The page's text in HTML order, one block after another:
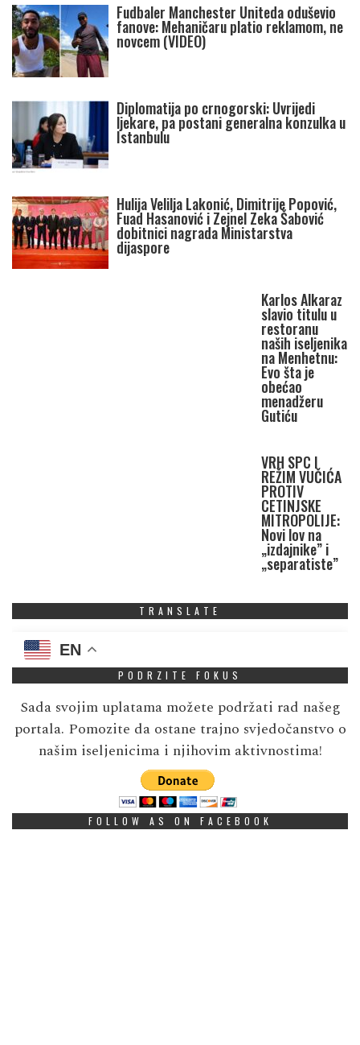
Fudbaler Manchester Uniteda oduševio
fanove: Mehaničaru platio reklamom, ne
novcem (VIDEO)
Diplomatija po crnogorski: Uvrijedi
ljekare, pa postani generalna konzulka u
Istanbulu
Hulija Velilja Lakonić, Dimitrije Popović,
Fuad Hasanović i Zejnel Zeka Šabović
dobitnici nagrada Ministarstva
dijaspore
Karlos Alkaraz
slavio titulu u
restoranu
naših iseljenika
na Menhetnu:
Evo šta je
obećao
menadžeru
Gutiću
VRH SPC I
REŽIM VUČIĆA
PROTIV
CETINJSKE
MITROPOLIJE:
Novi lov na
„izdajnike” i
„separatiste”
TRANSLATE
EN
PODRZITE FOKUS
Sada svojim uplatama možete podržati rad našeg
portala. Pomozite da ostane trajno svjedočanstvo o
našim iseljenicima i njihovim aktivnostima!
FOLLOW AS ON FACEBOOK